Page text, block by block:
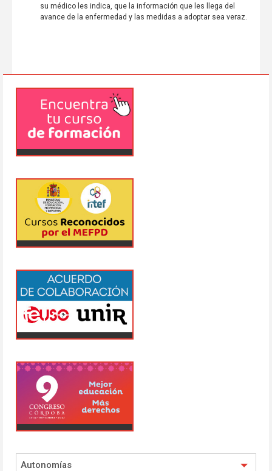
su médico les indica, que la información que les llega del
avance de la enfermedad y las medidas a adoptar sea veraz.
Autonomías